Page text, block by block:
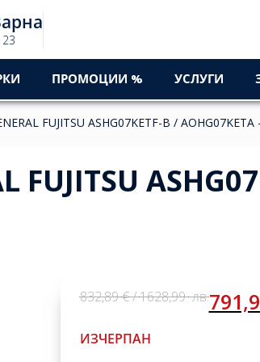
ПРОМОЦИИ % УСЛУГИ
FUJITSU ASHG07KETF-B / AOHG07KETA
832,89€/1628,99лв.
Original
832,89 €
Current
791,99 €
ИЗЧЕРПАН